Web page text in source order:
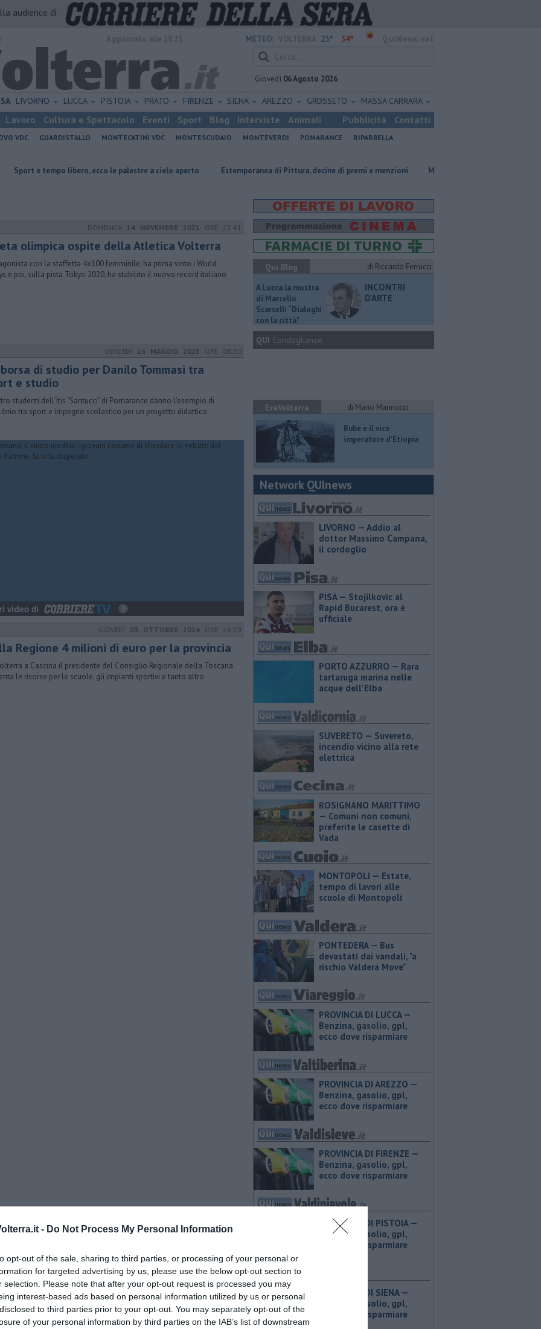
- Do Not Process My Personal Information
opt-out of the sale, sharing to third parties, or processing of your personal or
for targeted advertising by us, please use the below opt-out section to
selection. Please note that after your opt-out request is processed you may
interest-based ads based on personal information utilized by us or personal
to third parties prior to your opt-out. You may separately opt-out of the
of your personal information by third parties on the IAB’s list of downstream
audience di
METEO: 23° 34°
Giovedì 06 Agosto 2026
LIVORNO LUCCA PISTOIA PRATO FIRENZE SIENA AREZZO GROSSETO MASSA CARRARA
Lavoro Cultura e Spettacolo Eventi Sport Blog Interviste Animali Pubblicità Contatti
VDC GUARDISTALLO MONTECATINI VDC MONTESCUDAIO MONTEVERDI POMARANCE
RIPARBELLA
libero, ecco le palestre a cielo aperto Estemporanea di Pittura, decine di premi e menzioni Misericordie Pisane, Novi confermato
DOMENICA 14 NOVEMBRE 2021 ORE 15:41
olimpica ospite della Atletica Volterra
con la staffetta 4x100 femminile, ha prima vinto i World
e poi, sulla pista Tokyo 2020, ha stabilito il nuovo record italiano
VENERDÌ 16 MAGGIO 2025 ORE 08:30
di studio per Danilo Tommasi tra
e studio
studenti dell'Itis "Santucci" di Pomarance danno l'esempio di
tra sport e impegno scolastico per un progetto didattico
GIOVEDÌ 03 OTTOBRE 2024 ORE 14:19
Regione 4 milioni di euro per la provincia
a Cascina il presidente del Consiglio Regionale della Toscana
le risorse per le scuole, gli impianti sportivi e tanto altro
Qui Blog di Riccardo Ferrucci
A Lucca la mostra
di Marcello
Scarselli “Dialoghi
con la città"
INCONTRI
D'ARTE
QUI Condoglianze
EraVolterra di Mario Mannucci
​Bube e il vice
imperatore d'Etiopia
Network QUInews
LIVORNO — Addio al
dottor Massimo Campana,
il cordoglio
PISA — Stojilkovic al
Rapid Bucarest, ora è
ufficiale
PORTO AZZURRO — Rara
tartaruga marina nelle
acque dell'Elba
SUVERETO — Suvereto,
incendio vicino alla rete
elettrica
ROSIGNANO MARITTIMO
— Comuni non comuni,
preferite le casette di
Vada
MONTOPOLI — Estate,
tempo di lavori alle
scuole di Montopoli
PONTEDERA — Bus
devastati dai vandali, "a
rischio Valdera Move"
PROVINCIA DI LUCCA — ​
Benzina, gasolio, gpl,
ecco dove risparmiare
PROVINCIA DI AREZZO — ​
Benzina, gasolio, gpl,
ecco dove risparmiare
PROVINCIA DI FIRENZE — ​
Benzina, gasolio, gpl,
ecco dove risparmiare
PROVINCIA DI PISTOIA — ​
Benzina, gasolio, gpl,
ecco dove risparmiare
PROVINCIA DI SIENA — ​
Benzina, gasolio, gpl,
ecco dove risparmiare